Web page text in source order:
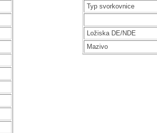
Typ svorkovnice
Ložiska DE/NDE
Mazivo